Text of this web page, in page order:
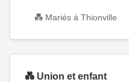
💑 Mariés à Thionville
💑 Union et enfant